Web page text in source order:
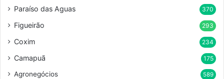
Paraíso das Aguas 370
Figueirão 293
Coxim 234
Camapuã 175
Agronegócios 589